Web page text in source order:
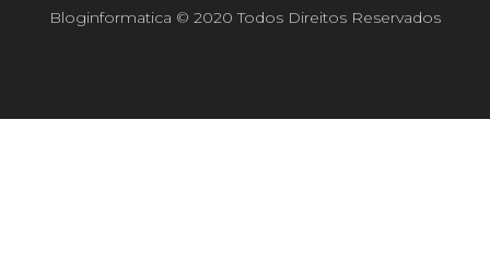
Bloginformatica © 2020 Todos Direitos Reservados